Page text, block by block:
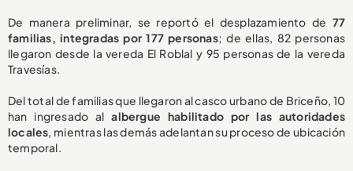
De manera preliminar, se reportó el desplazamiento de 77
familias, integradas por 177 personas; de ellas, 82 personas
llegaron desde la vereda El Roblal y 95 personas de la vereda
Travesías.
Del total de familias que llegaron al casco urbano de Briceño, 10
han ingresado alalbergue habilitado por las autoridades
locales, mientras las demás adelantan su proceso de ubicación
temporal.